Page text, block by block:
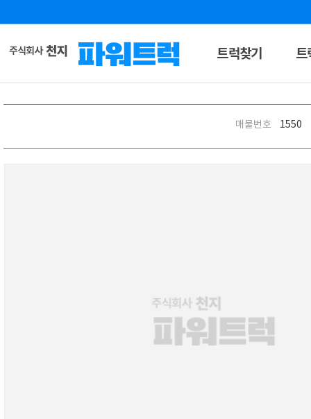
트럭찾기 트
매물번호 1550